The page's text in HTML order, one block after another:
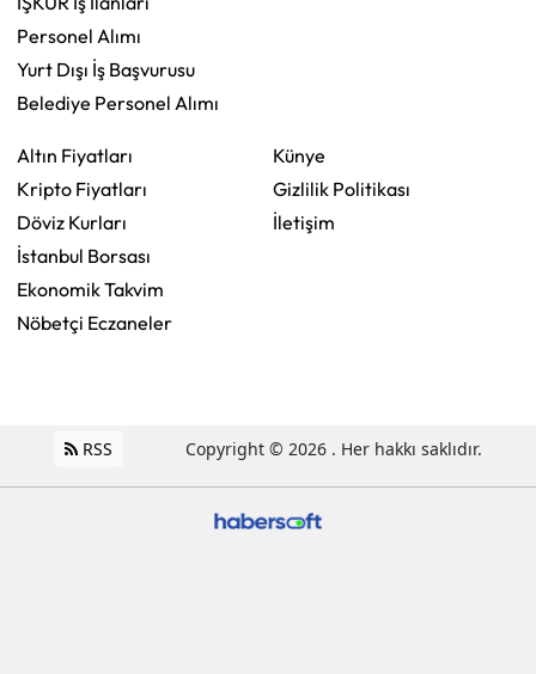
Personel Alımı
Yurt Dışı İş Başvurusu
Belediye Personel Alımı
Altın Fiyatları
Kripto Fiyatları
Döviz Kurları
İstanbul Borsası
Ekonomik Takvim
Nöbetçi Eczaneler
Künye
Gizlilik Politikası
İletişim
RSS Copyright © 2026 . Her hakkı saklıdır.